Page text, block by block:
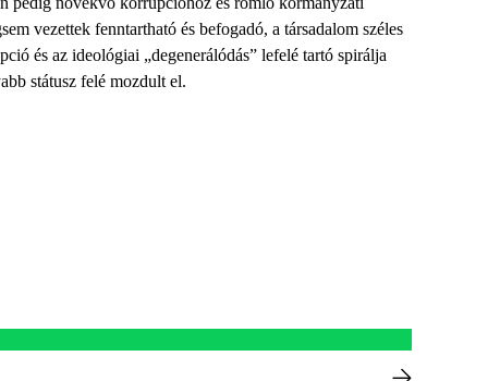
vezettek fenntartható és befogadó, a társadalom széles
és az ideológiai „degenerálódás” lefelé tartó spirálja
státusz felé mozdult el.